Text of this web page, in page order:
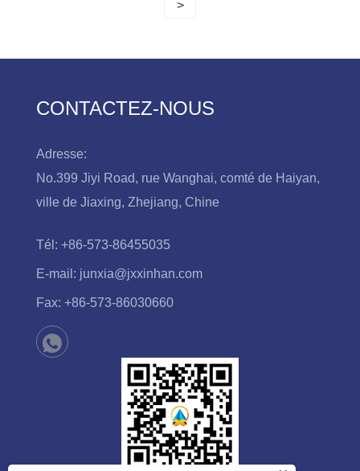
>
CONTACTEZ-NOUS
Adresse:
No.399 Jiyi Road, rue Wanghai, comté de Haiyan,
ville de Jiaxing, Zhejiang, Chine
Tél: +86-573-86455035
E-mail: junxia@jxxinhan.com
Fax: +86-573-86030660